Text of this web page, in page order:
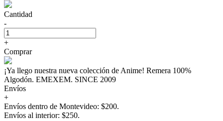
Cantidad
-
+
Comprar
¡Ya llego nuestra nueva colección de Anime! Remera 100%
Algodón. EMEXEM. SINCE 2009
Envíos
+
Envíos dentro de Montevideo: $200.
Envíos al interior: $250.